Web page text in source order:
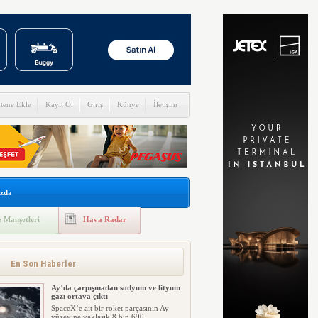
Ekle Kayıt Ol Giriş Künye İletişim
Manşetleri Hava Radar
En Son Haberler
Ay’da çarpışmadan sodyum ve lityum
gazı ortaya çıktı
SpaceX’e ait bir roket parçasının Ay